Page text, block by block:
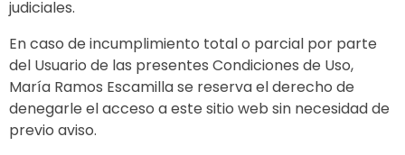
judiciales.
En caso de incumplimiento total o parcial por parte
del Usuario de las presentes Condiciones de Uso,
María Ramos Escamilla se reserva el derecho de
denegarle el acceso a este sitio web sin necesidad de
previo aviso.